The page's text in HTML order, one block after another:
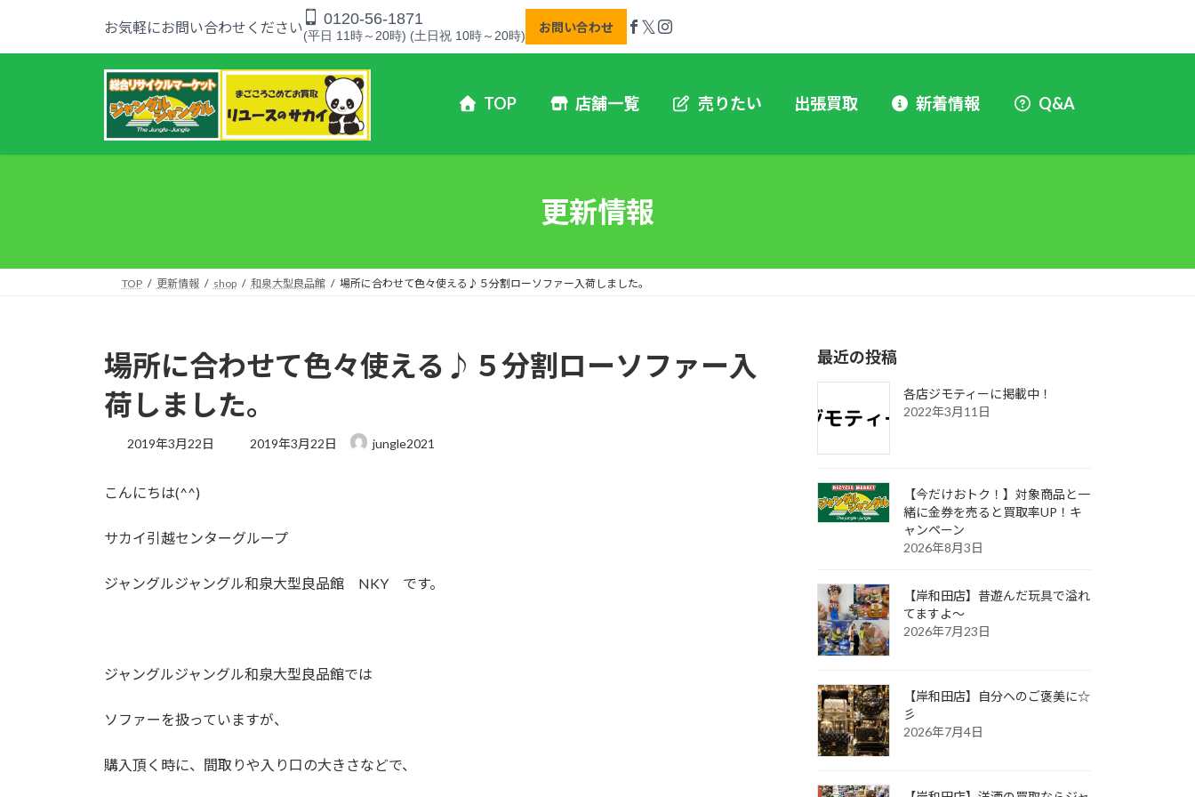
テ
キ
ゲ
に
お気軽にお問い合わせください 0120-56-1871
(平日 11時～20時) (土日祝 10時～20時)
お問い合わせ 𝕏
TOP 店舗一覧 売りたい 出張買取 新着情報 Q&A
更新情報
TOP 更新情報 shop 和泉大型良品館 場所に合わせて色々使える♪５分割ローソファー入荷しました。
場所に合わせて色々使える♪５分割ローソファー入
荷しました。
2019年3月22日
最
:
2019年3月22日 jungle2021
こんにちは(^^)
サカイ引越センターグループ
ジャングルジャングル和泉大型良品館 NKY です。
ジャングルジャングル和泉大型良品館では
ソファーを扱っていますが、
購入頂く時に、間取りや入り口の大きさなどで、
最近の投稿
各店ジモティーに掲載中！
2022年3月11日
【今だけおトク！】対象商品と一
緒に金券を売ると買取率UP！キ
ャンペーン
2026年8月3日
【岸和田店】昔遊んだ玩具で溢れ
てますよ～
2026年7月23日
【岸和田店】自分へのご褒美に☆
彡
2026年7月4日